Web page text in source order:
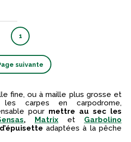
1
suivante
fine, ou à maille plus grosse et
les carpes en carpodrome,
pour mettre au sec les
, Matrix et Garbolino
adaptées à la pêche